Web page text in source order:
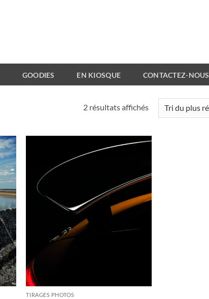
GOODIES EN KIOSQUE CONTACTEZ-NOUS
2 résultats affichésTrié
récent
TIRAGES PHOTOS